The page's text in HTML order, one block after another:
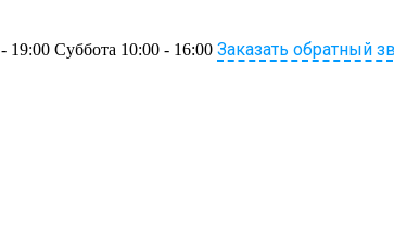
19:00 Суббота 10:00 - 16:00 Заказать обратный